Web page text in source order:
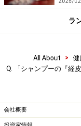
性は限りなく低いと
るのは、自然な心
せん。残念ながら
儲けの目的で非科
ょう。
ラ
All About > 健
Q. 「シャンプーの『経
会社概要